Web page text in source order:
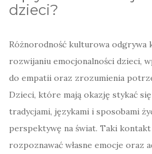
dzieci?
Różnorodność kulturowa odgrywa
rozwijaniu emocjonalności dzieci,
do empatii oraz zrozumienia
Dzieci, które mają okazję stykać
tradycjami, językami i sposobami
perspektywę na świat. Taki
rozpoznawać własne emocje oraz